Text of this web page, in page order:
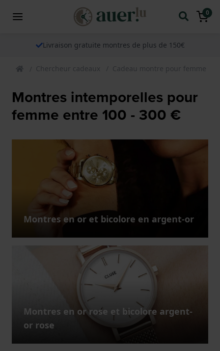
0
Livraison gratuite montres de plus de 150€
Chercheur cadeaux Cadeau montre pour femme
Montres intemporelles pour
femme entre 100 - 300 €
Montres en or et bicolore en argent-or
Montres en or rose et bicolore argent-
or rose